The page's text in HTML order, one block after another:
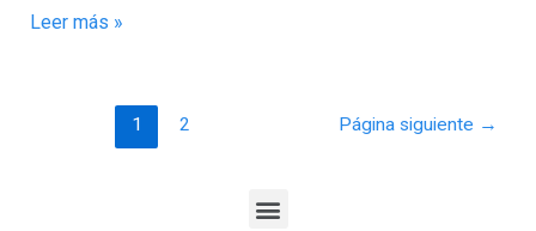
Leer más »
1 2 Página siguiente →
Menu